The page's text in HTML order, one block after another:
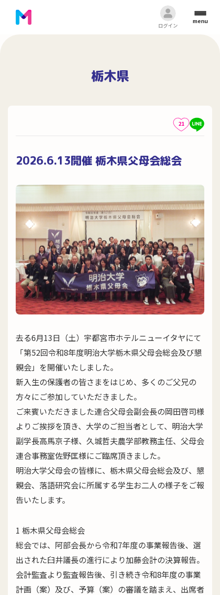
ログイン
menu
栃木県
21
2026.6.13開催 栃木県父母会総会
去る6月13日（土）宇都宮市ホテルニューイタヤにて
「第52回令和8年度明治大学栃木県父母会総会及び懇
親会」を開催いたしました。
新入生の保護者の皆さまをはじめ、多くのご父兄の
方々にご参加していただきました。
ご来賓いただきました連合父母会副会長の岡田啓司様
よりご挨拶を頂き、大学のご担当者として、明治大学
副学長高馬京子様、久城哲夫農学部教務主任、父母会
連合事務室佐野匡様にご臨席頂きました。
明治大学父母会の皆様に、栃木県父母会総会及び、懇
親会、落語研究会に所属する学生お二人の様子をご報
告いたします。
1 栃木県父母会総会
総会では、阿部会長から令和7年度の事業報告後、選
出された臼井議長の進行により加藤会計の決算報告。
会計監査より監査報告後、引き続き令和8年度の事業
計画（案）及び、予算（案）の審議を踏まえ、出席者